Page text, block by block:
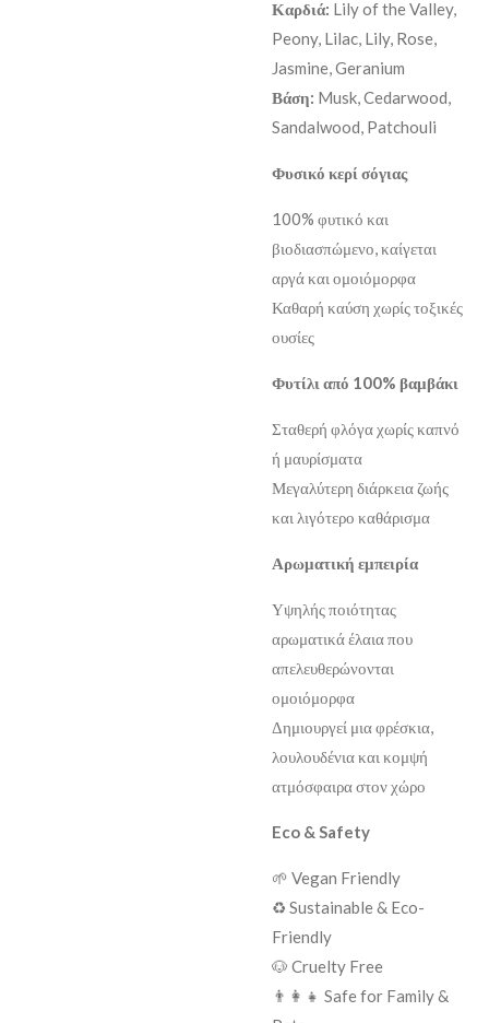
Καρδιά: Lily of the Valley,
Peony, Lilac, Lily, Rose,
Jasmine, Geranium
Βάση: Musk, Cedarwood,
Sandalwood, Patchouli
Φυσικό κερί σόγιας
100% φυτικό και
βιοδιασπώμενο, καίγεται
αργά και ομοιόμορφα
Καθαρή καύση χωρίς τοξικές
ουσίες
Φυτίλι από 100% βαμβάκι
Σταθερή φλόγα χωρίς καπνό
ή μαυρίσματα
Μεγαλύτερη διάρκεια ζωής
και λιγότερο καθάρισμα
Αρωματική εμπειρία
Υψηλής ποιότητας
αρωματικά έλαια που
απελευθερώνονται
ομοιόμορφα
Δημιουργεί μια φρέσκια,
λουλουδένια και κομψή
ατμόσφαιρα στον χώρο
Eco & Safety
🌱 Vegan Friendly
♻️ Sustainable & Eco-
Friendly
🐶 Cruelty Free
👨‍👩‍👧 Safe for Family &